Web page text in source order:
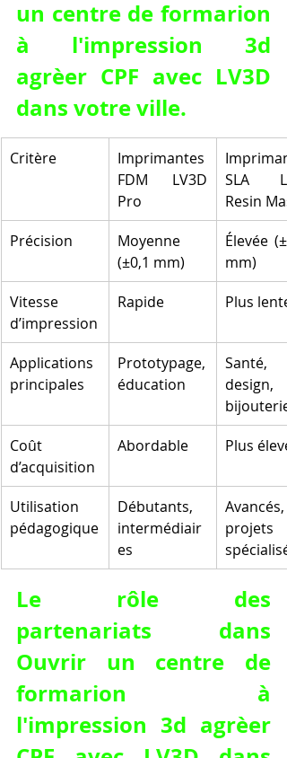
un centre de formarion
à l'impression 3d
agrèer CPF avec LV3D
dans votre ville.
Critère
Imprimantes
FDM LV3D
Pro
SLA
Resin
Précision
Moyenne
(±0,1 mm)
Élevée
mm)
Vitesse
d’impression
Rapide Plus lente
Applications
principales
Prototypage,
éducation
Santé,
design,
bijouterie
Coût
d’acquisition
Abordable Plus élevé
Utilisation
pédagogique
Débutants,
intermédiair
es
Avancés,
projets
spécialisés
Le rôle des
partenariats dans
Ouvrir un centre de
formarion à
l'impression 3d agrèer